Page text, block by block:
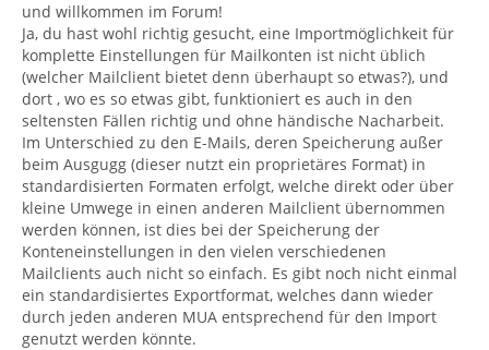
und willkommen im Forum!
Ja, du hast wohl richtig gesucht, eine Importmöglichkeit für
komplette Einstellungen für Mailkonten ist nicht üblich
(welcher Mailclient bietet denn überhaupt so etwas?), und
dort , wo es so etwas gibt, funktioniert es auch in den
seltensten Fällen richtig und ohne händische Nacharbeit.
Im Unterschied zu den E-Mails, deren Speicherung außer
beim Ausgugg (dieser nutzt ein proprietäres Format) in
standardisierten Formaten erfolgt, welche direkt oder über
kleine Umwege in einen anderen Mailclient übernommen
werden können, ist dies bei der Speicherung der
Konteneinstellungen in den vielen verschiedenen
Mailclients auch nicht so einfach. Es gibt noch nicht einmal
ein standardisiertes Exportformat, welches dann wieder
durch jeden anderen MUA entsprechend für den Import
genutzt werden könnte.